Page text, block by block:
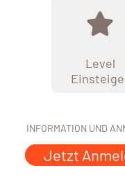
Level
INFORMATION UND
Jetzt